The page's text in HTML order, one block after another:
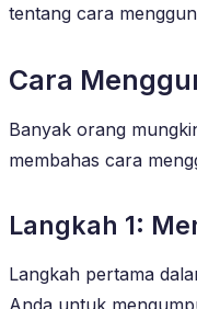
tentang cara
Cara
Banyak orang
membahas cara
Langkah 1:
Langkah pertama
Anda untuk